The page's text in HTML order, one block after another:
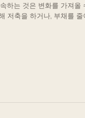
하는 것은 변화를 가져올
저축을 하거나, 부채를 줄